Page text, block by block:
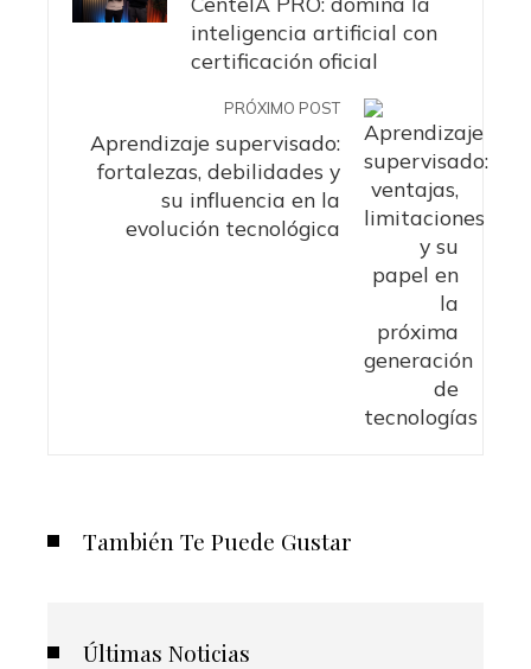
inteligencia artificial con
certificación oficial
PRÓXIMO POST
Aprendizaje supervisado:
fortalezas, debilidades y
su influencia en la
evolución tecnológica
También Te Puede Gustar
Últimas Noticias